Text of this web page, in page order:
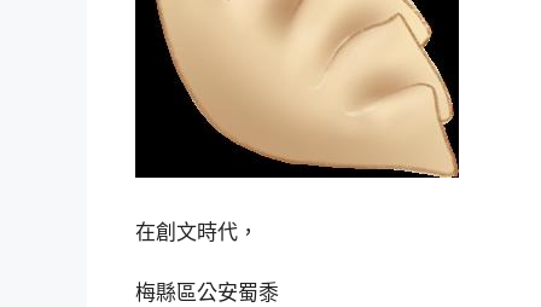
在創文時代，
梅縣區公安蜀黍